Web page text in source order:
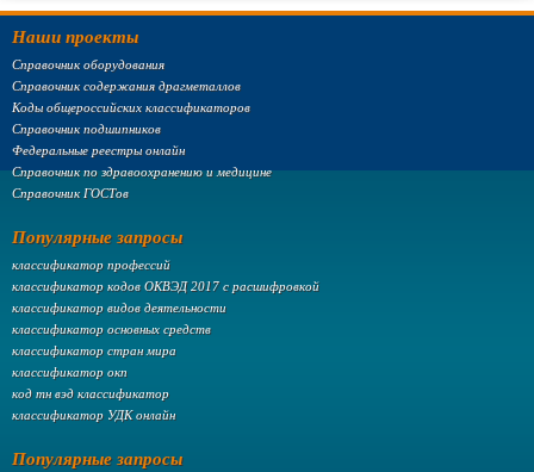
Наши проекты
Справочник оборудования
Справочник содержания драгметаллов
Коды общероссийских классификаторов
Справочник подшипников
Федеральные реестры онлайн
Справочник по здравоохранению и медицине
Справочник ГОСТов
Популярные запросы
классификатор профессий
классификатор кодов ОКВЭД 2017 с расшифровкой
классификатор видов деятельности
классификатор основных средств
классификатор стран мира
классификатор окп
код тн вэд классификатор
классификатор УДК онлайн
Популярные запросы